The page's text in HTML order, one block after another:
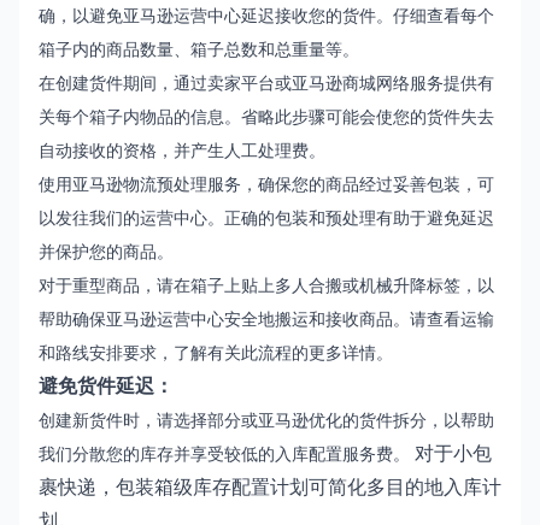
确，以避免亚马逊运营中心延迟接收您的货件。仔细查看每个
箱子内的商品数量、箱子总数和总重量等。
在创建货件期间，通过卖家平台或亚马逊商城网络服务提供有
关每个箱子内物品的信息。省略此步骤可能会使您的货件失去
自动接收的资格，并产生人工处理费。
使用亚马逊物流预处理服务 ，确保您的商品经过妥善包装，可
以发往我们的运营中心。正确的包装和预处理有助于避免延迟
并保护您的商品。
对于重型商品，请在箱子上贴上多人合搬或机械升降标签，以
帮助确保亚马逊运营中心安全地搬运和接收商品。请查看运输
和路线安排要求 ，了解有关此流程的更多详情。
避免货件延迟：
创建新货件时，请选择部分或亚马逊优化的货件拆分，以帮助
我们分散您的库存并享受较低的入库配置服务费。
对于小包
裹快递， 包装箱级库存配置计划可简化多目的地入库计